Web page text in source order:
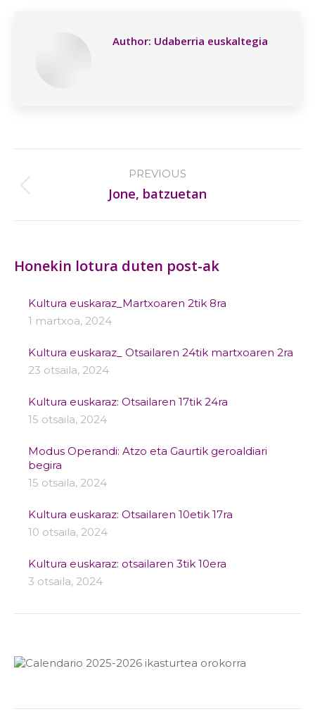
Author: Udaberria euskaltegia
navigation
PREVIOUS
Previous
Jone, batzuetan
Honekin lotura duten post-ak
Kultura euskaraz_Martxoaren 2tik 8ra
1 martxoa, 2024
Kultura euskaraz_ Otsailaren 24tik martxoaren 2ra
23 otsaila, 2024
Kultura euskaraz: Otsailaren 17tik 24ra
15 otsaila, 2024
Modus Operandi: Atzo eta Gaurtik geroaldiari
begira
15 otsaila, 2024
Kultura euskaraz: Otsailaren 10etik 17ra
10 otsaila, 2024
Kultura euskaraz: otsailaren 3tik 10era
3 otsaila, 2024